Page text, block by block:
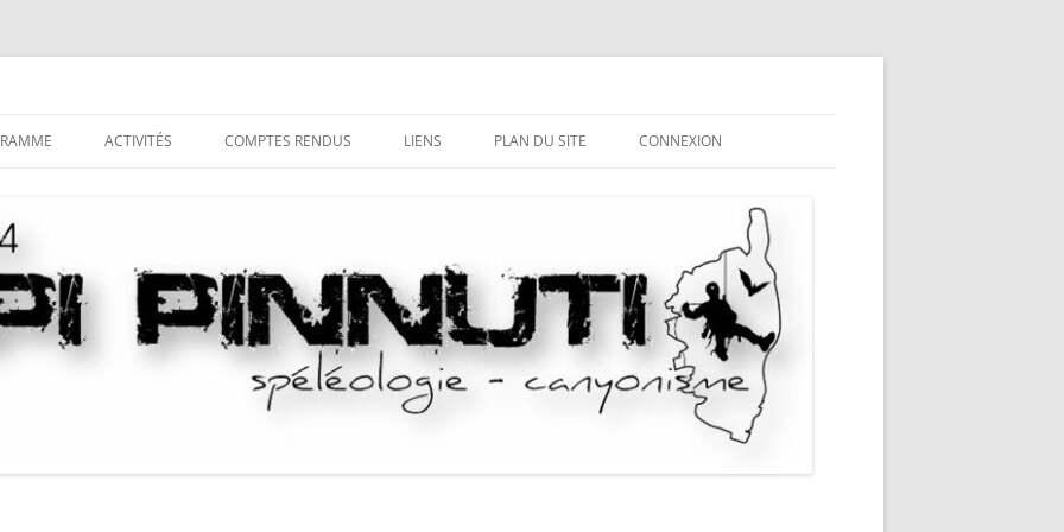
LA SAGA DU LOCAL
ACTIVITÉS
S’INITIER AUX TECHNIQUES
SPÉLÉO
SE PERFECTIONNER
LA PROSPECTION
COMPTES RENDUS
COMPTES-RENDUS DES CAMPS
COMPTES-RENDUS DES STAGES
PUBLICATIONS “NUSTRALE”
LES SAGAS
LIENS PLAN DU SITE CONNEXION